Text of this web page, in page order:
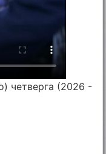
четверга (2026 -